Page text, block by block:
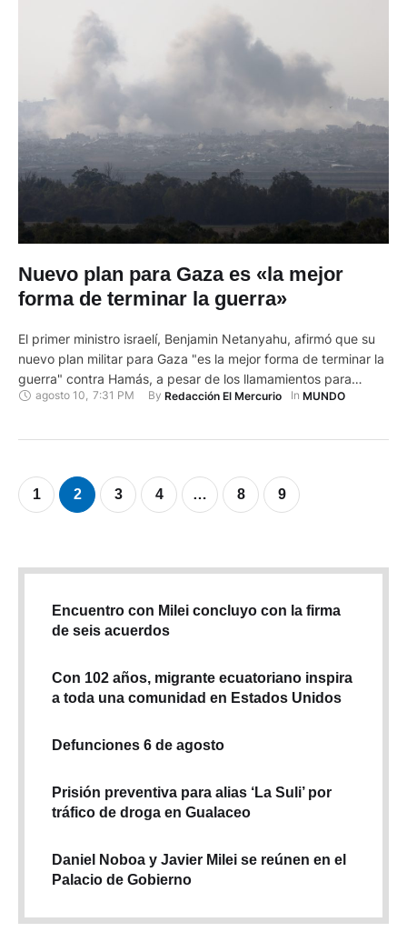
Nuevo plan para Gaza es «la mejor
forma de terminar la guerra»
El primer ministro israelí, Benjamin Netanyahu, afirmó que su
nuevo plan militar para Gaza "es la mejor forma de terminar la
guerra" contra Hamás, a pesar de los llamamientos para
poner fin a los combates en el devastado territorio. En Nueva
urgente sobre el …
agosto 10, 7:31 PM By Redacción El Mercurio In MUNDO
1 2 3 4 … 8 9
Encuentro con Milei concluyo con la firma
de seis acuerdos
Con 102 años, migrante ecuatoriano inspira
a toda una comunidad en Estados Unidos
Defunciones 6 de agosto
Prisión preventiva para alias ‘La Suli’ por
tráfico de droga en Gualaceo
Daniel Noboa y Javier Milei se reúnen en el
Palacio de Gobierno